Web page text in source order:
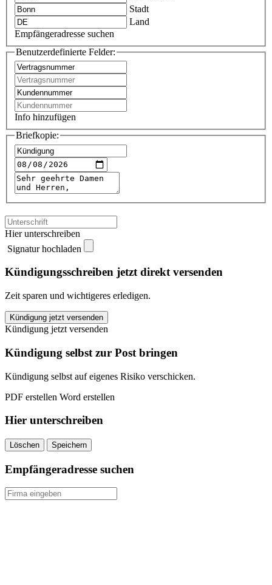
Stadt
Land
Empfängeradresse suchen
Benutzerdefinierte Felder:
Info hinzufügen
Briefkopie:
Hier unterschreiben
Signatur hochladen
Kündigungsschreiben jetzt direkt versenden
Zeit sparen und wichtigeres erledigen.
Magenta
Smarthome
kündigen
quantity
Kündigung jetzt versenden
Kündigung jetzt versenden
Kündigung selbst zur Post bringen
Kündigung selbst auf eigenes Risiko verschicken.
PDF erstellen Word erstellen
Hier unterschreiben
Löschen Speichern
Empfängeradresse suchen